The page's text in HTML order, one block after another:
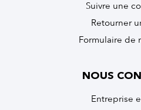
Suivre une
Retourner
Formulaire de
NOUS
Entreprise